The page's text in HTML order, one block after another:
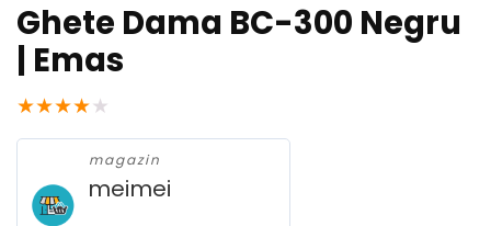
Ghete Dama BC-300 Negru
| Emas
★★★★★
magazin
meimei